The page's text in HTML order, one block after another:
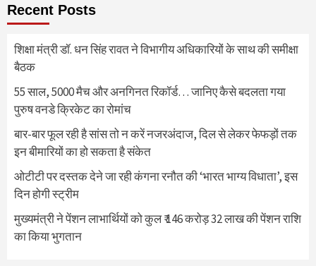
Recent Posts
शिक्षा मंत्री डॉ. धन सिंह रावत ने विभागीय अधिकारियों के साथ की समीक्षा
बैठक
55 साल, 5000 मैच और अनगिनत रिकॉर्ड… जानिए कैसे बदलता गया
पुरुष वनडे क्रिकेट का रोमांच
बार-बार फूल रही है सांस तो न करें नजरअंदाज, दिल से लेकर फेफड़ों तक
इन बीमारियों का हो सकता है संकेत
ओटीटी पर दस्तक देने जा रही कंगना रनौत की ‘भारत भाग्य विधाता’, इस
दिन होगी स्ट्रीम
मुख्यमंत्री ने पेंशन लाभार्थियों को कुल ₹ 146 करोड़ 32 लाख की पेंशन राशि
का किया भुगतान